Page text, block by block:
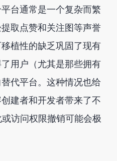
台通常是一个复杂而繁
取点赞和关注图等声誉
植性的缺乏巩固了现有
用户（尤其是那些拥有
代平台。这种情况也给
建者和开发者带来了不
访问权限撤销可能会极